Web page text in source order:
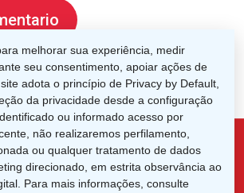
facebook linkedin instagram
melhorar sua experiência, medir
seu consentimento, apoiar ações de
adota o princípio de Privacy by Default,
da privacidade desde a configuração
ou informado acesso por
não realizaremos perfilamento,
ou qualquer tratamento de dados
direcionado, em estrita observância ao
Para mais informações, consulte